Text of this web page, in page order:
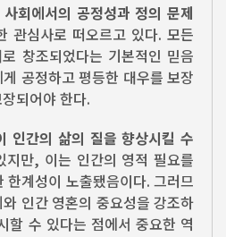
회에서의 공정성과 정의 문제
관심사로 떠오르고 있다. 모든
창조되었다는 기본적인 믿음
공정하고 평등한 대우를 보장
되어야 한다.
인간의 삶의 질을 향상시킬 수
지만, 이는 인간의 영적 필요를
한계성이 노출됐음이다. 그러므
인간 영혼의 중요성을 강조하
할 수 있다는 점에서 중요한 역